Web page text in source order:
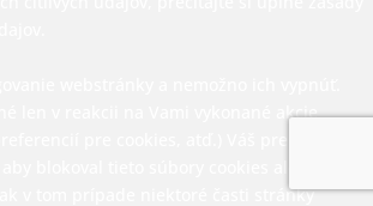
len v reakcii na Vami vykonané akcie
v tom prípade niektoré časti stránky